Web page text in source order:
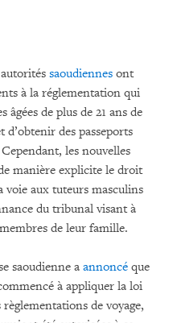
saoudiennes ont
à la réglementation qui
de plus de 21 ans de
des passeports
les nouvelles
manière explicite le droit
voie aux tuteurs masculins
du tribunal visant à
de leur famille.
saoudienne a annoncé que
à appliquer la loi
de voyage,